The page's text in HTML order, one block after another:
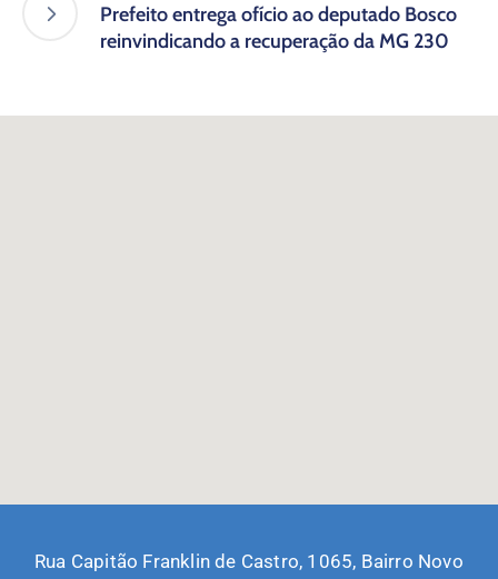
Prefeito entrega ofício ao deputado Bosco
reinvindicando a recuperação da MG 230
Rua Capitão Franklin de Castro, 1065, Bairro Novo